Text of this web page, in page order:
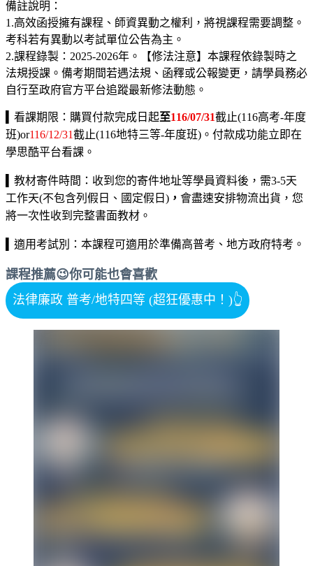
備註說明：
1.高效函授擁有課程、師資異動之權利，將視課程需要調整。
考科若有異動以考試單位公告為主。
2.課程錄製： 2025-2026年。【修法注意】本課程依錄製時之
法規授課。備考期間若遇法規、函釋或公報變更，請學員務必
自行至政府官方平台追蹤最新修法動態。
看課期限：購買付款完成日起至116/07/31截止(116高考-年度
班)or116/12/31截止(116地特三等-年度班)。付款成功能立即在
學思酷平台看課。
教材寄件時間： 收到您的寄件地址等學員資料後，需3-5天
工作天(不包含列假日、國定假日) ， 會盡速安排物流出貨，您
將一次性收到完整書面教材。
適用考試別：本課程可適用於準備高普考、地方政府特考。
課程推薦😉你可能也會喜歡
法律廉政 普考/地特四等 (超狂優惠中！)👆